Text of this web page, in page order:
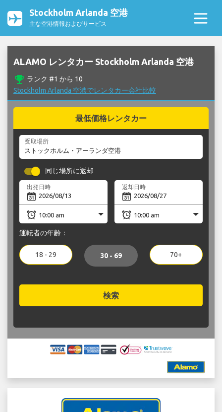
Stockholm Arlanda 空港
主な空港情報およびサービス
ALAMO レンタカー Stockholm Arlanda 空港
emoji_events ランク #1 から 10
Stockholm Arlanda 空港でレンタカー会社比較
最低価格レンタカー
受取場所
同じ場所に返却
出発日時 返却日時
運転者の年齢：
18 - 29 30 - 69 70+
検索